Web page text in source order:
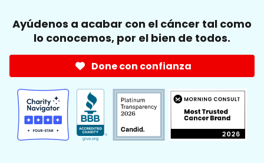
Ayúdenos a acabar con el cáncer tal como
lo conocemos, por el bien de todos.
Done con confianza